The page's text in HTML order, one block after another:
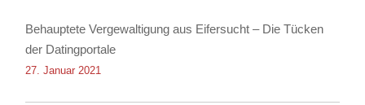
Behauptete Vergewaltigung aus Eifersucht – Die Tücken
der Datingportale
27. Januar 2021